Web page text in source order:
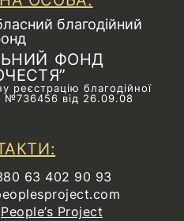
благодійний
ФОНД
реєстрацію благодійної
№736456 від 26.09.08
63 402 90 93
People’s Project